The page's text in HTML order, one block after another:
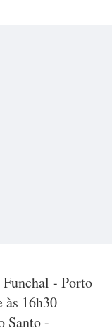
- Porto
às 16h30
Santo -